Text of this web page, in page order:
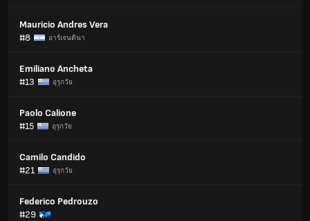
Mauricio Andres Vera
#8
อาร์เจนตินา
Emiliano Ancheta
#13
อุรุกวัย
Paolo Calione
#15
อุรุกวัย
Camilo Candido
#21
อุรุกวัย
Federico Pedrouzo
#29